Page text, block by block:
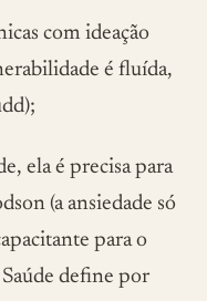
com ideação
é fluída,
ela é precisa para
(a ansiedade só
para o
define por